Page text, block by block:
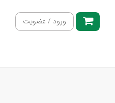
ورود / عضویت